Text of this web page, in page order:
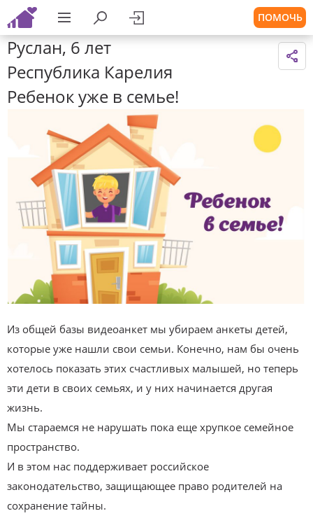
ПОМОЧЬ
Руслан, 6 лет
Республика Карелия
Ребенок уже в семье!
Из общей базы видеоанкет мы убираем анкеты детей,
которые уже нашли свои семьи. Конечно, нам бы очень
хотелось показать этих счастливых малышей, но теперь
эти дети в своих семьях, и у них начинается другая
жизнь.
Мы стараемся не нарушать пока еще хрупкое семейное
пространство.
И в этом нас поддерживает российское
законодательство, защищающее право родителей на
сохранение тайны.